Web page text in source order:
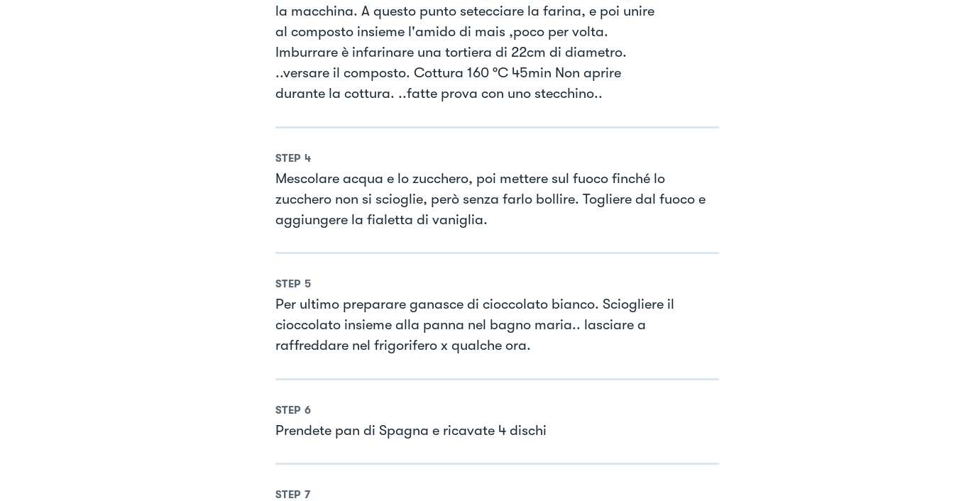
la macchina. A questo punto setecciare la farina, e poi unire
al composto insieme l'amido di mais ,poco per volta.
Imburrare è infarinare una tortiera di 22cm di diametro.
..versare il composto. Cottura 160 °C 45min Non aprire
durante la cottura. ..fatte prova con uno stecchino..
STEP 4
Mescolare acqua e lo zucchero, poi mettere sul fuoco finché lo
zucchero non si scioglie, però senza farlo bollire. Togliere dal fuoco e
aggiungere la fialetta di vaniglia.
STEP 5
Per ultimo preparare ganasce di cioccolato bianco. Sciogliere il
cioccolato insieme alla panna nel bagno maria.. lasciare a
raffreddare nel frigorifero x qualche ora.
STEP 6
Prendete pan di Spagna e ricavate 4 dischi
STEP 7